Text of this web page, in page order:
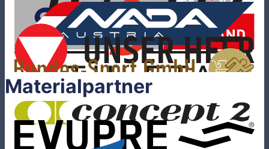
Materialpartner